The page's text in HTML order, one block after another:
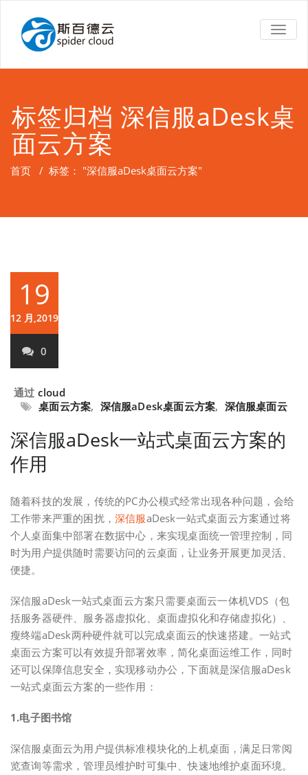
标签归档 深信服aDesk桌
面云方案
首页 / 标签： "深信服aDesk桌面云方案"
19
12 月,2019
0
通过 cloud
桌面云方案, 深信服aDesk桌面云方案, 深信服桌面云
深信服aDesk一站式桌面云方案的
作用
随着科技的发展，传统的PC办公模式经常出现各种问题，会给
工作带来严重的困扰， 深信服aDesk一站式桌面云方案通过将
个人桌面集中部署在数据中心，来实现桌面统一管理控制，同
时为用户提供随时需要访问的云桌面，让业务开展更加灵活、
便捷。
深信服aDesk一站式桌面云方案只需要桌面云一体机VDS（包
括服务器硬件、服务器虚拟化、桌面虚拟化和存储虚拟化）、
瘦终端aDesk两种硬件就可以完成桌面云的快速搭建。一站式
桌面云方案可以有效提升部署效率，简化桌面运维工作，同时
还可以保障信息安全，实现移动办公，下面就是深信服aDesk
一站式桌面云方案的一些作用：
1.电子图书馆
深信服桌面云为用户提供标准模块化的上机桌面，满足日常阅
览查询等需求，管理员维护时可集中、快速地维护桌面环境。